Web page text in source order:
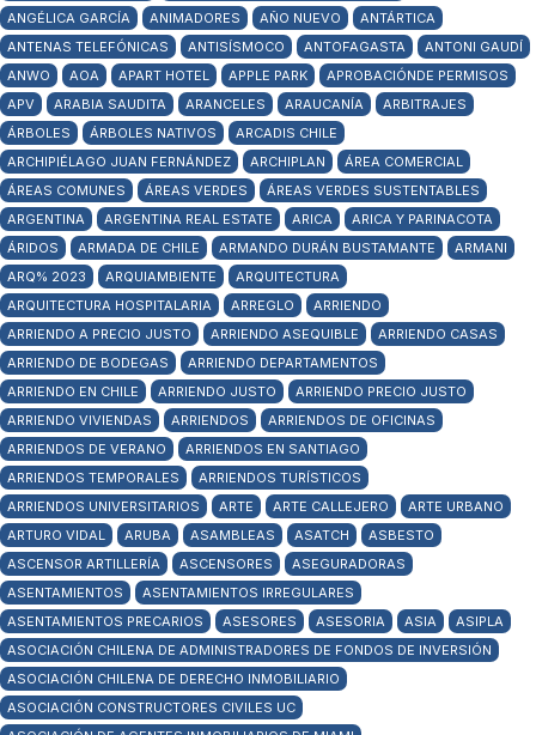
ANGÉLICA GARCÍA
ANIMADORES AÑO NUEVO
ANTÁRTICA
ANTENAS TELEFÓNICAS
ANTISÍSMOCO ANTOFAGASTA
ANTONI GAUDÍ
ANWO
AOA APART HOTEL APPLE PARK
APROBACIÓNDE PERMISOS
APV
ARABIA SAUDITA ARANCELES ARAUCANÍA
ARBITRAJES
ÁRBOLES
ÁRBOLES NATIVOS
ARCADIS CHILE
ARCHIPIÉLAGO JUAN FERNÁNDEZ
ARCHIPLAN
ÁREA COMERCIAL
ÁREAS COMUNES
ÁREAS VERDES
ÁREAS VERDES SUSTENTABLES
ARGENTINA
ARGENTINA REAL ESTATE ARICA
ARICA Y PARINACOTA
ÁRIDOS
ARMADA DE CHILE ARMANDO DURÁN BUSTAMANTE
ARMANI
ARQ% 2023
ARQUIAMBIENTE
ARQUITECTURA
ARQUITECTURA HOSPITALARIA
ARREGLO
ARRIENDO
ARRIENDO A PRECIO JUSTO
ARRIENDO ASEQUIBLE
ARRIENDO CASAS
ARRIENDO DE BODEGAS
ARRIENDO DEPARTAMENTOS
ARRIENDO EN CHILE
ARRIENDO JUSTO
ARRIENDO PRECIO JUSTO
ARRIENDO VIVIENDAS
ARRIENDOS
ARRIENDOS DE OFICINAS
ARRIENDOS DE VERANO
ARRIENDOS EN SANTIAGO
ARRIENDOS TEMPORALES
ARRIENDOS TURÍSTICOS
ARRIENDOS UNIVERSITARIOS
ARTE ARTE CALLEJERO
ARTE URBANO
ARTURO VIDAL
ARUBA ASAMBLEAS ASATCH
ASBESTO
ASCENSOR ARTILLERÍA
ASCENSORES
ASEGURADORAS
ASENTAMIENTOS
ASENTAMIENTOS IRREGULARES
ASENTAMIENTOS PRECARIOS
ASESORES ASESORIA ASIA
ASIPLA
ASOCIACIÓN CHILENA DE ADMINISTRADORES DE FONDOS DE INVERSIÓN
ASOCIACIÓN CHILENA DE DERECHO INMOBILIARIO
ASOCIACIÓN CONSTRUCTORES CIVILES UC